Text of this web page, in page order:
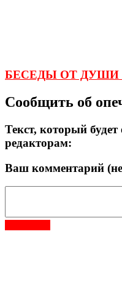
БЕСЕДЫ ОТ
Сообщить об
Текст, который
редакторам:
Ваш комментарий